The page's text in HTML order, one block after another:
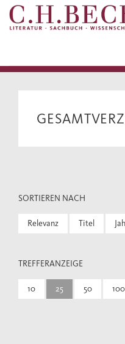
SORTIEREN NACH
Relevanz Titel
TREFFERANZEIGE
10 25 50 100